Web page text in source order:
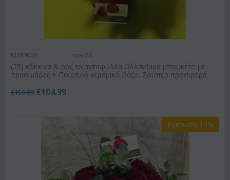
ΚΩΔΙΚΟΣ: rosr24
(25) κόκκινα & ροζ τριαντάφυλλα Ολλανδικά μπουκέτο με
πρασινάδες + Ποιοτικό κεραμικό βάζο. Σούπερ προσφορά .
€150.00 €104.99
Έκπτωση 13%